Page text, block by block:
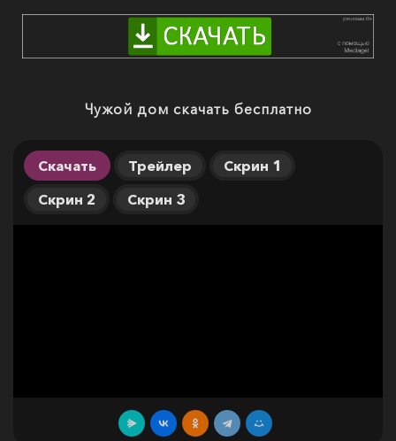
Чужой дом скачать бесплатно
Скачать Трейлер
Скрин 1
Скрин 2
Скрин 3